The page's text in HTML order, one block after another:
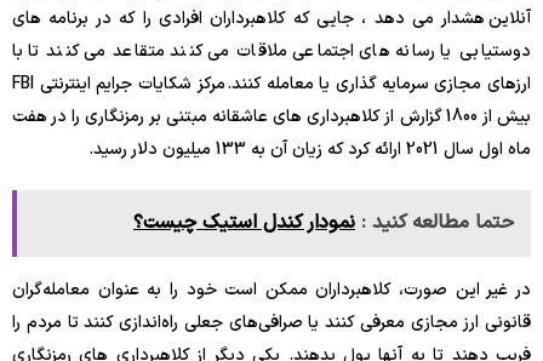
آنلاین هشدار می دهد ، جایی که کلاهبرداران افرادی را که در برنامه های
دوستیابی یا رسانه های اجتماعی ملاقات می کنند متقاعد می کنند تا با
ارزهای مجازی سرمایه گذاری یا معامله کنند. مرکز شکایات جرایم اینترنتی FBI
بیش از 1800 گزارش از کلاهبرداری های عاشقانه مبتنی بر رمزنگاری را در هفت
ماه اول سال 2021 ارائه کرد که زیان آن به 133 میلیون دلار رسید.
حتما مطالعه کنید : نمودار کندل استیک چیست؟
در غیر این صورت، کلاهبرداران ممکن است خود را به عنوان معامله‌گران
قانونی ارز مجازی معرفی کنند یا صرافی‌های جعلی راه‌اندازی کنند تا مردم را
فریب دهند تا به آنها پول بدهند. یکی دیگر از کلاهبرداری های رمزنگاری